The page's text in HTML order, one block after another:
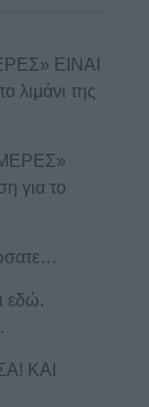
ΕΙΝΑΙ
λιμάνι της
για το
εδώ.
ΚΑΙ